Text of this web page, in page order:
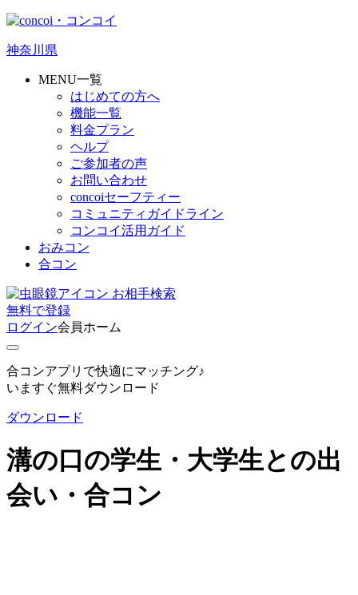
神奈川県
MENU一覧
はじめての方へ
機能一覧
料金プラン
ヘルプ
ご参加者の声
お問い合わせ
concoiセーフティー
コミュニティガイドライン
コンコイ活用ガイド
おみコン
合コン
お相手検索
無料で登録
ログイン会員ホーム
合コンアプリで快適にマッチング♪
いますぐ無料ダウンロード
ダウンロード
溝の口の学生・大学生との出
会い・合コン